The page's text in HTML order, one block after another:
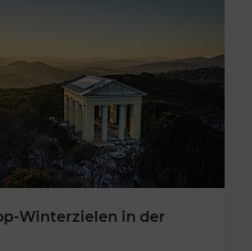
Winterzielen in der